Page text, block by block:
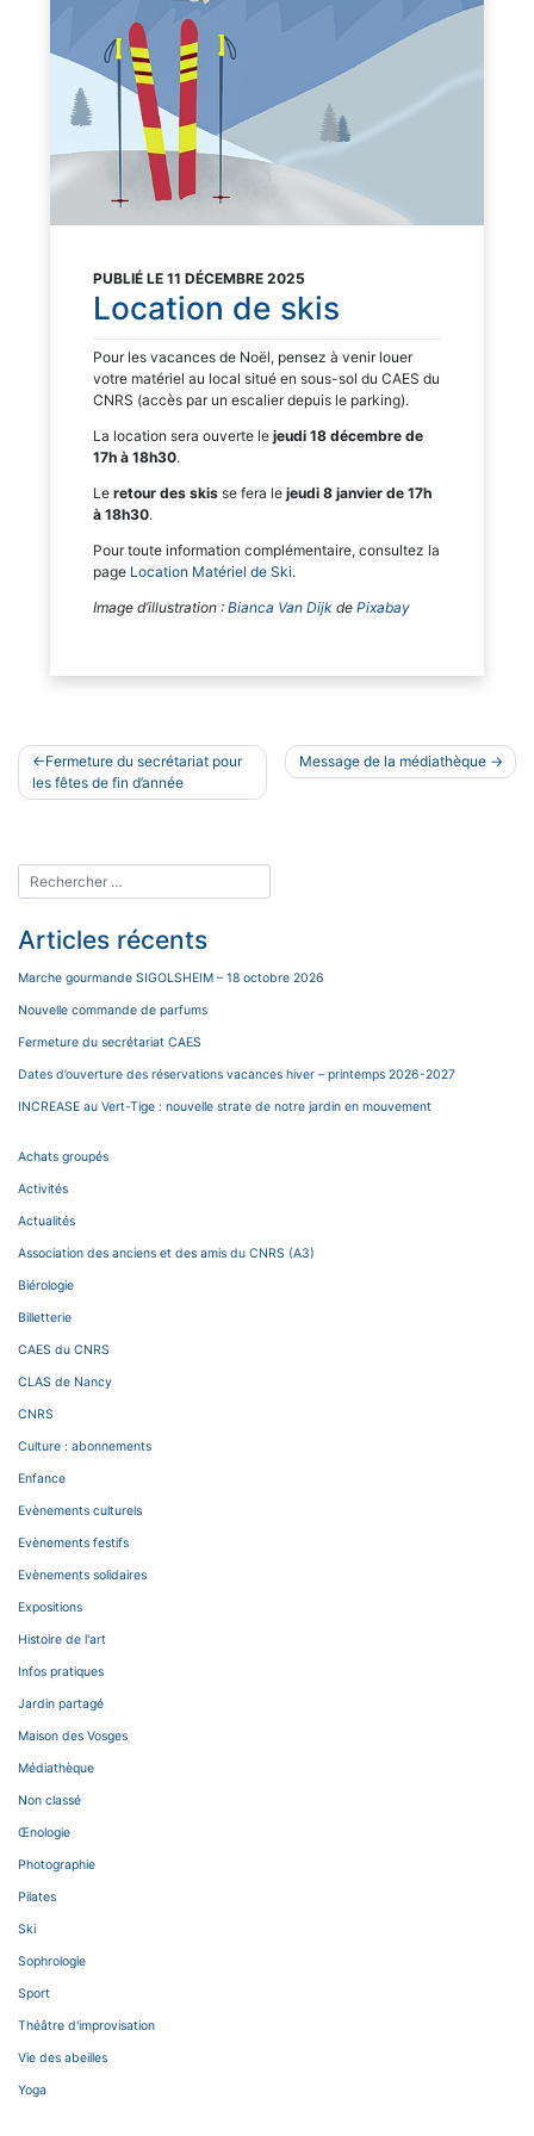
PUBLIÉ LE 11 DÉCEMBRE 2025
Location de skis
Pour les vacances de Noël, pensez à venir louer
votre matériel au local situé en sous-sol du CAES du
CNRS (accès par un escalier depuis le parking).
La location sera ouverte le jeudi 18 décembre de
17h à 18h30.
Le retour des skis se fera le jeudi 8 janvier de 17h
à 18h30.
Pour toute information complémentaire, consultez la
page Location Matériel de Ski.
Image d’illustration : Bianca Van Dijk de Pixabay
Navigation
de
Fermeture du secrétariat pour
les fêtes de fin d’année
Message de la médiathèque
Articles récents
Marche gourmande SIGOLSHEIM – 18 octobre 2026
Nouvelle commande de parfums
Fermeture du secrétariat CAES
Dates d’ouverture des réservations vacances hiver – printemps 2026-2027
INCREASE au Vert-Tige : nouvelle strate de notre jardin en mouvement
Achats groupés
Activités
Actualités
Association des anciens et des amis du CNRS (A3)
Biérologie
Billetterie
CAES du CNRS
CLAS de Nancy
CNRS
Culture : abonnements
Enfance
Evènements culturels
Evènements festifs
Evènements solidaires
Expositions
Histoire de l'art
Infos pratiques
Jardin partagé
Maison des Vosges
Médiathèque
Non classé
Œnologie
Photographie
Pilates
Ski
Sophrologie
Sport
Théâtre d'improvisation
Vie des abeilles
Yoga